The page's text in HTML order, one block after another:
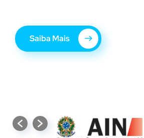
Saiba Mais